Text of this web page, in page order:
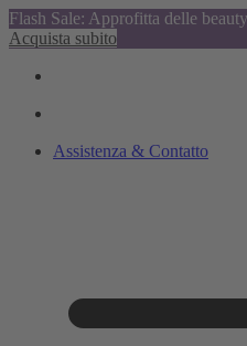
Flash Sale: Approfitta delle
Acquista subito
Assistenza & Contatto